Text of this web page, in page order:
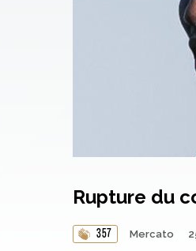
Rupture du
357 Mercato